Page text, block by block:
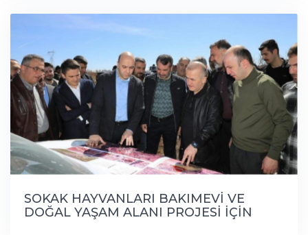
SOKAK HAYVANLARI BAKIMEVİ VE
DOĞAL YAŞAM ALANI PROJESİ İÇİN